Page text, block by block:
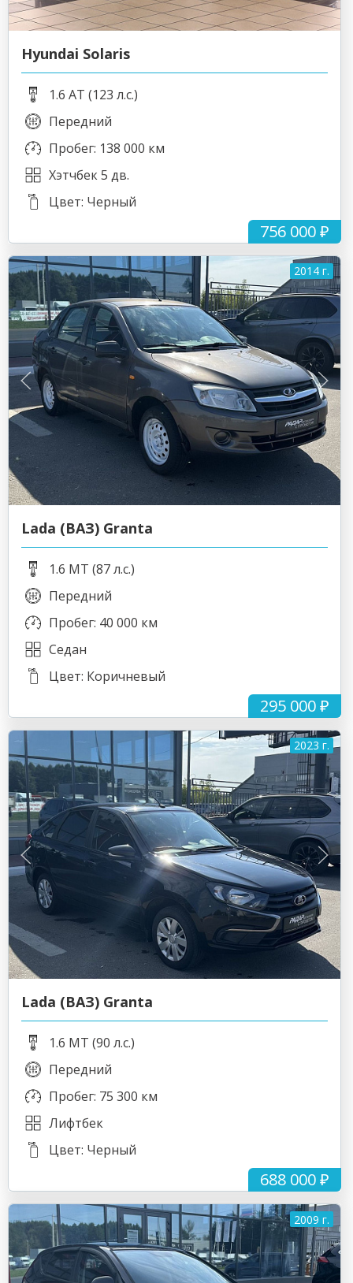
756 000 ₽
Hyundai Solaris
1.6 AT (123 л.с.)
Передний
Пробег: 138 000 км
Хэтчбек 5 дв.
Цвет: Черный
2014 г.
295 000 ₽
Lada (ВАЗ) Granta
1.6 MT (87 л.с.)
Передний
Пробег: 40 000 км
Седан
Цвет: Коричневый
2023 г.
688 000 ₽
Lada (ВАЗ) Granta
1.6 MT (90 л.с.)
Передний
Пробег: 75 300 км
Лифтбек
Цвет: Черный
2009 г.